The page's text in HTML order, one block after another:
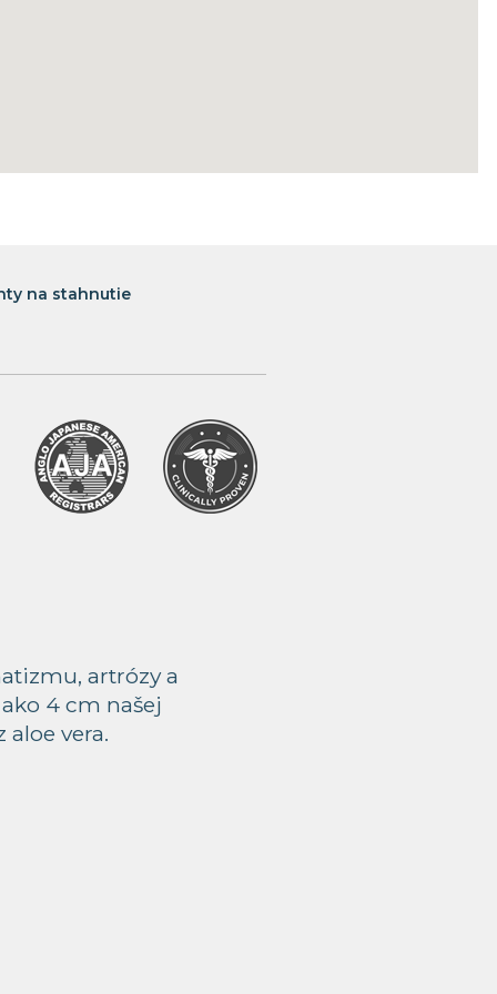
na stahnutie
artrózy a
4 cm našej
vera.